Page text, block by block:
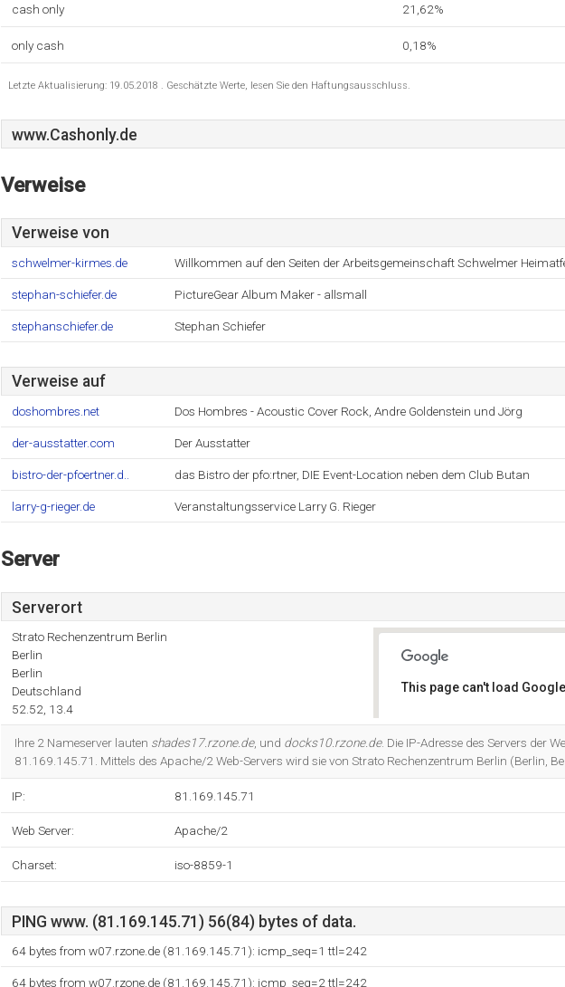
cash only 21,62%
only cash 0,18%
Letzte Aktualisierung: 19.05.2018 . Geschätzte Werte, lesen Sie den Haftungsausschluss.
www.Cashonly.de
Verweise
Verweise von
schwelmer-kirmes.de Willkommen auf den Seiten der Arbeitsgemeinschaft Schwelmer
stephan-schiefer.de PictureGear Album Maker - allsmall
stephanschiefer.de Stephan Schiefer
Verweise auf
doshombres.net Dos Hombres - Acoustic Cover Rock, Andre Goldenstein und Jörg
der-ausstatter.com Der Ausstatter
bistro-der-pfoertner.d.. das Bistro der pfo:rtner, DIE Event-Location neben dem Club Butan
larry-g-rieger.de Veranstaltungsservice Larry G. Rieger
Server
Serverort
Strato Rechenzentrum Berlin
Berlin
Berlin
Deutschland
52.52, 13.4
This page can't load
Ihre 2 Nameserver lauten shades17.rzone.de, und docks10.rzone.de. Die IP-Adresse des Servers der
81.169.145.71. Mittels des Apache/2 Web-Servers wird sie von Strato Rechenzentrum Berlin (Berlin,
IP: 81.169.145.71
Web Server: Apache/2
Charset: iso-8859-1
PING www. (81.169.145.71) 56(84) bytes of data.
64 bytes from w07.rzone.de (81.169.145.71): icmp_seq=1 ttl=242
64 bytes from w07.rzone.de (81.169.145.71): icmp_seq=2 ttl=242